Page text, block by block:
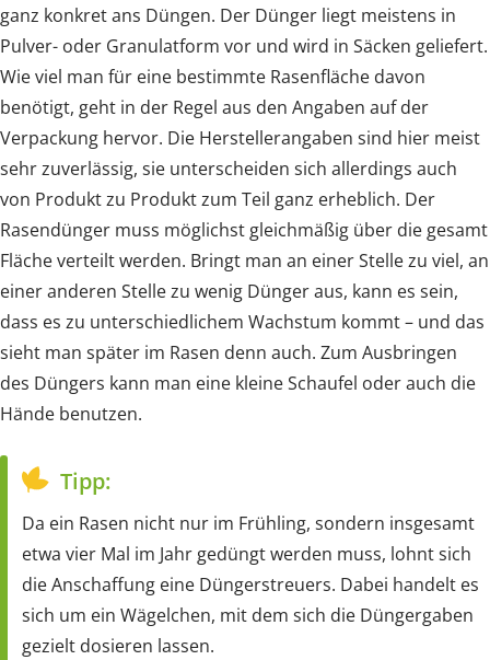
ganz konkret ans Düngen. Der Dünger liegt meistens in
Pulver- oder Granulatform vor und wird in Säcken geliefert.
Wie viel man für eine bestimmte Rasenfläche davon
benötigt, geht in der Regel aus den Angaben auf der
Verpackung hervor. Die Herstellerangaben sind hier meist
sehr zuverlässig, sie unterscheiden sich allerdings auch
von Produkt zu Produkt zum Teil ganz erheblich. Der
Rasendünger muss möglichst gleichmäßig über die gesamt
Fläche verteilt werden. Bringt man an einer Stelle zu viel, an
einer anderen Stelle zu wenig Dünger aus, kann es sein,
dass es zu unterschiedlichem Wachstum kommt – und das
sieht man später im Rasen denn auch. Zum Ausbringen
des Düngers kann man eine kleine Schaufel oder auch die
Hände benutzen.
Tipp:
Da ein Rasen nicht nur im Frühling, sondern insgesamt
etwa vier Mal im Jahr gedüngt werden muss, lohnt sich
die Anschaffung eine Düngerstreuers. Dabei handelt es
sich um ein Wägelchen, mit dem sich die Düngergaben
gezielt dosieren lassen.